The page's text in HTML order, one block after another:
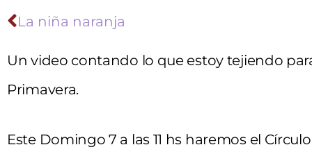
La niña naranja
Un video contando lo que estoy tejiendo
Primavera.
Este Domingo 7 a las 11 hs haremos el